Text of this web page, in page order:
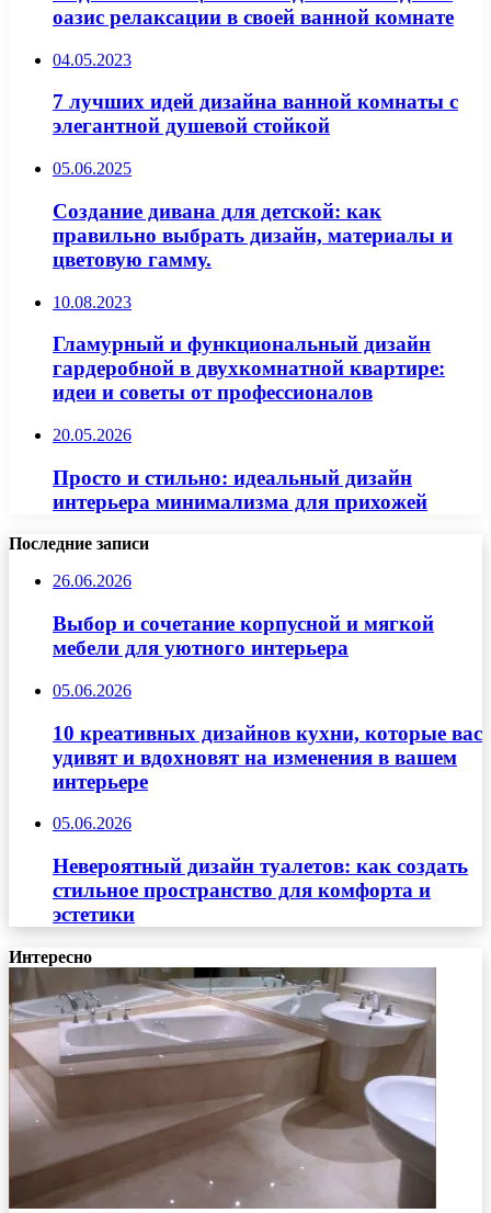
оазис релаксации в своей ванной комнате
04.05.2023
7 лучших идей дизайна ванной комнаты с
элегантной душевой стойкой
05.06.2025
Создание дивана для детской: как
правильно выбрать дизайн, материалы и
цветовую гамму.
10.08.2023
Гламурный и функциональный дизайн
гардеробной в двухкомнатной квартире:
идеи и советы от профессионалов
20.05.2026
Просто и стильно: идеальный дизайн
интерьера минимализма для прихожей
Последние записи
26.06.2026
Выбор и сочетание корпусной и мягкой
мебели для уютного интерьера
05.06.2026
10 креативных дизайнов кухни, которые вас
удивят и вдохновят на изменения в вашем
интерьере
05.06.2026
Невероятный дизайн туалетов: как создать
стильное пространство для комфорта и
эстетики
Интересно